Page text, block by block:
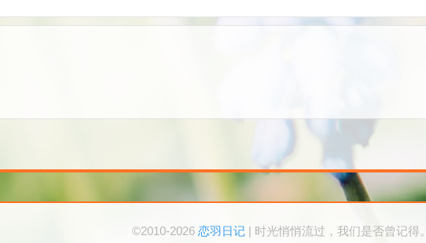
©2010-2026 恋羽日记 | 时光悄悄流过，我们是否曾记得。